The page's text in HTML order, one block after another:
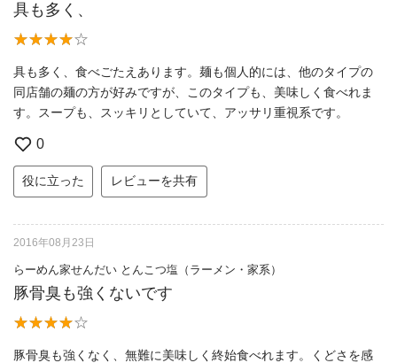
具も多く、
具も多く、食べごたえあります。麺も個人的には、他のタイプの
同店舗の麺の方が好みですが、このタイプも、美味しく食べれま
す。スープも、スッキリとしていて、アッサリ重視系です。
0
役に立った レビューを共有
2016年08月23日
らーめん家せんだい とんこつ塩（ラーメン・家系）
豚骨臭も強くないです
豚骨臭も強くなく、無難に美味しく終始食べれます。くどさを感